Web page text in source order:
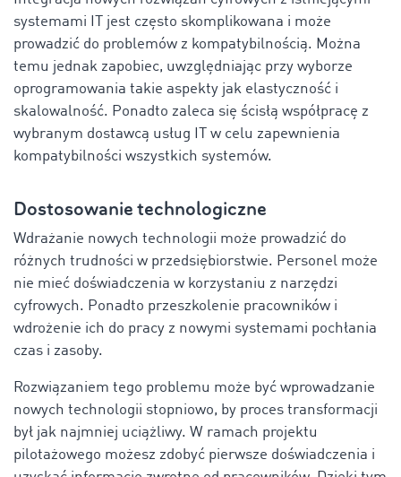
systemami IT jest często skomplikowana i może
prowadzić do problemów z kompatybilnością. Można
temu jednak zapobiec, uwzględniając przy wyborze
oprogramowania takie aspekty jak elastyczność i
skalowalność. Ponadto zaleca się ścisłą współpracę z
wybranym dostawcą usług IT w celu zapewnienia
kompatybilności wszystkich systemów.
Dostosowanie technologiczne
Wdrażanie nowych technologii może prowadzić do
różnych trudności w przedsiębiorstwie. Personel może
nie mieć doświadczenia w korzystaniu z narzędzi
cyfrowych. Ponadto przeszkolenie pracowników i
wdrożenie ich do pracy z nowymi systemami pochłania
czas i zasoby.
Rozwiązaniem tego problemu może być wprowadzanie
nowych technologii stopniowo, by proces transformacji
był jak najmniej uciążliwy. W ramach projektu
pilotażowego możesz zdobyć pierwsze doświadczenia i